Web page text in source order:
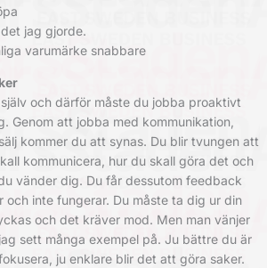
jag gjorde.
varumärke snabbare
och därför måste du jobba proaktivt
Genom att jobba med kommunikation,
kommer du att synas. Du blir tvungen att
kommunicera, hur du skall göra det och
vänder dig. Du får dessutom feedback
och inte fungerar. Du måste ta dig ur din
och det kräver mod. Men man vänjer
sett många exempel på. Ju bättre du är
ju enklare blir det att göra saker.